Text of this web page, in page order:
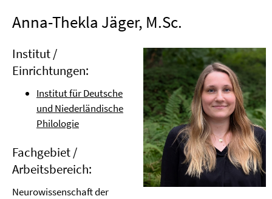
Anna-Thekla Jäger, M.Sc.
Institut /
Einrichtungen:
Institut für Deutsche
und Niederländische
Philologie
Fachgebiet /
Arbeitsbereich:
Neurowissenschaft der